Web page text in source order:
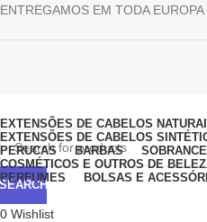
ENTREGAMOS EM TODA EUROPA
SEARCH
0 Wishlist
EXTENSÕES DE CABELOS
EXTENSÕES DE CABELOS
PERUCAS
BARBAS
COSMÉTICOS E OUTROS DE
PERFUMES
BOLSAS E